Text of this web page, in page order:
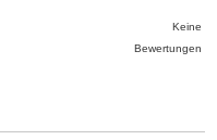
Keine
Bewertungen